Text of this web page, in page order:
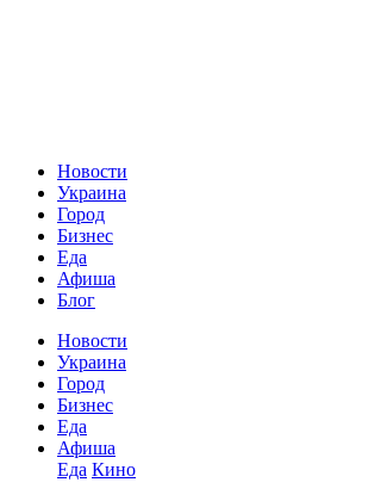
Новости
Украина
Город
Бизнес
Еда
Афиша
Блог
Новости
Украина
Город
Бизнес
Еда
Афиша
Еда Кино